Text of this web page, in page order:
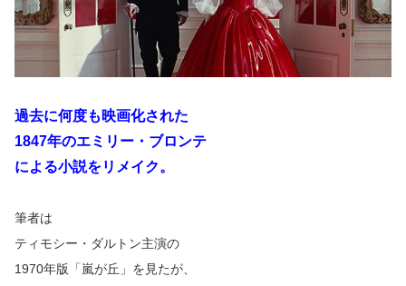
過去に何度も映画化された
1847年のエミリー・ブロンテ
による小説をリメイク。
筆者は
ティモシー・ダルトン主演の
1970年版「嵐が丘」を見たが、